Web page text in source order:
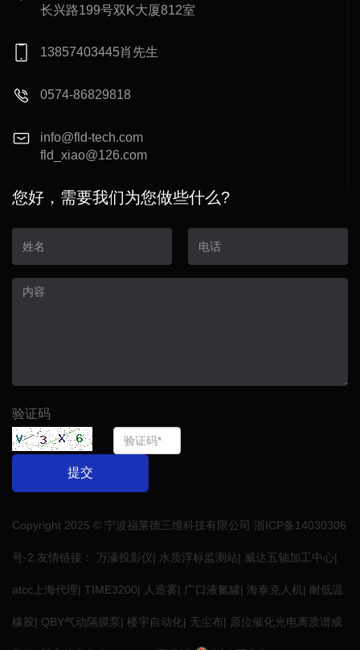
长兴路199号双K大厦812室
13857403445肖先生
0574-86829818
info@fld-tech.com
fld_xiao@126.com
您好，需要我们为您做些什么?
验证码
提交
Copyright 2025 © 宁波福莱德三维科技有限公司 浙ICP备14030306
号-2 友情链接： 万濠投影仪| 水质浮标监测站| 威达五轴加工中心|
atcc上海代理| TIME3200| 人造雾| 广口液氮罐| 海泰克人机 | 耐低温
橡胶| QBY气动隔膜泵| 楼宇自动化| 无尘布| 原位催化光电离质谱成